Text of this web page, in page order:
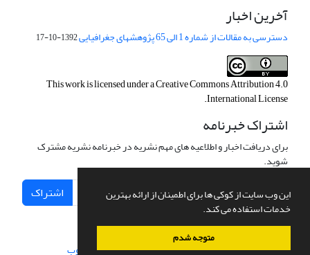
این وب سایت از کوکی ها برای اطمینان از ارائه بهترین
خدمات استفاده می کند.
متوجه شدم
آخرین اخبار
دسترسی به مقالات از شماره 1 الی 65 پژوهشهای جغرافیایی 1392-10-17
This work is licensed under aCreative Commons Attribution 4.0
International License
.
اشتراک خبرنامه
برای دریافت اخبار و اطلاعیه های مهم نشریه در خبرنامه نشریه مشترک
شوید.
اشتراک
سامانه مدیریت نشریات علمی.طراحی و پیاده سازی از سیناوب